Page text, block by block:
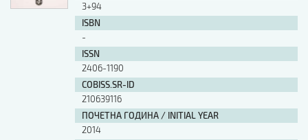
3+94
ISBN
-
ISSN
2406-1190
COBISS.SR-ID
210639116
ПОЧЕТНА ГОДИНА / INITIAL YEAR
2014